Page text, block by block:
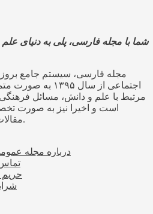
شما با مجله فارسی، پلی به دنیای
مجله فارسی، سیستم جامع
اجتماعی از سال
مرتبط با علم و دانش، مسائل فرهنگی
است و اخیرا نیز به صورت
مقالات این حوزه‌ها فعالیت می کند.
درباره مجله